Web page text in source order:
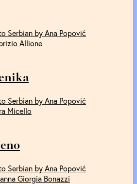
Serbian by Ana Popović
Allione
Serbian by Ana Popović
Micello
Serbian by Ana Popović
Giorgia Bonazzi